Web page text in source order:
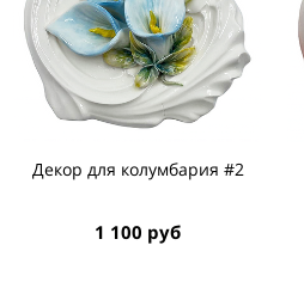
Декор для колумбария #2
1 100 руб